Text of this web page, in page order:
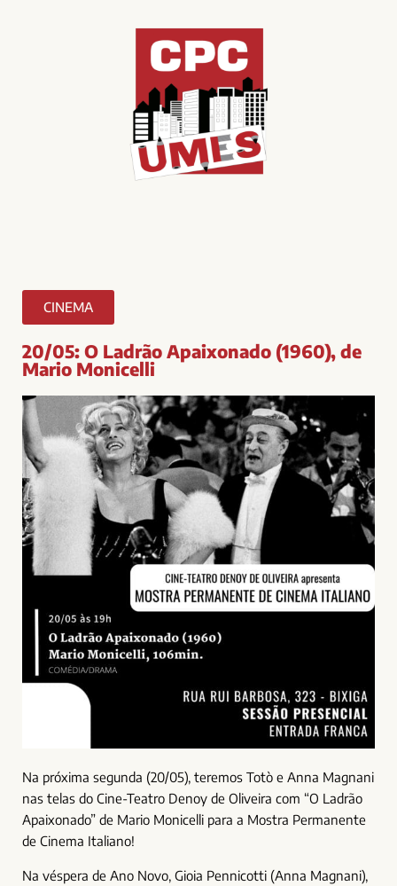
CINEMA
20/05: O Ladrão Apaixonado (1960), de
Mario Monicelli
Na próxima segunda (20/05), teremos Totò e Anna Magnani
nas telas do Cine-Teatro Denoy de Oliveira com “O Ladrão
Apaixonado” de Mario Monicelli para a Mostra Permanente
de Cinema Italiano!
Na véspera de Ano Novo, Gioia Pennicotti (Anna Magnani),